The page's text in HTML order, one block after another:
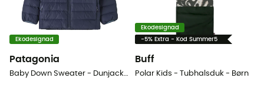
Ekodesignad
Patagonia
Baby Down Sweater - Dunjacka - Børn
Ekodesignad
-5% Extra - Kod Summer5
Buff
Polar Kids - Tubhalsduk - Børn